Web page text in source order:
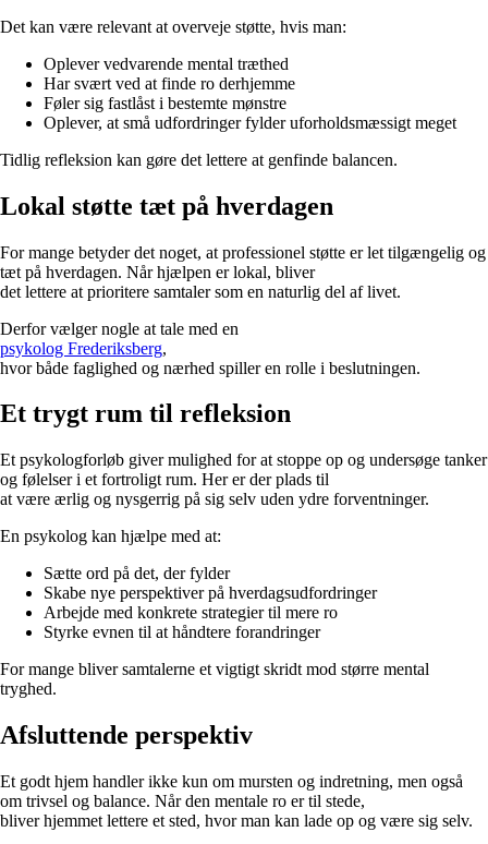
Det kan være relevant at overveje støtte, hvis man:
Oplever vedvarende mental træthed
Har svært ved at finde ro derhjemme
Føler sig fastlåst i bestemte mønstre
Oplever, at små udfordringer fylder uforholdsmæssigt meget
Tidlig refleksion kan gøre det lettere at genfinde balancen.
Lokal støtte tæt på hverdagen
For mange betyder det noget, at professionel støtte er let tilgængelig og
tæt på hverdagen. Når hjælpen er lokal, bliver
det lettere at prioritere samtaler som en naturlig del af livet.
Derfor vælger nogle at tale med en
psykolog Frederiksberg,
hvor både faglighed og nærhed spiller en rolle i beslutningen.
Et trygt rum til refleksion
Et psykologforløb giver mulighed for at stoppe op og undersøge tanker
og følelser i et fortroligt rum. Her er der plads til
at være ærlig og nysgerrig på sig selv uden ydre forventninger.
En psykolog kan hjælpe med at:
Sætte ord på det, der fylder
Skabe nye perspektiver på hverdagsudfordringer
Arbejde med konkrete strategier til mere ro
Styrke evnen til at håndtere forandringer
For mange bliver samtalerne et vigtigt skridt mod større mental
tryghed.
Afsluttende perspektiv
Et godt hjem handler ikke kun om mursten og indretning, men også
om trivsel og balance. Når den mentale ro er til stede,
bliver hjemmet lettere et sted, hvor man kan lade op og være sig selv.